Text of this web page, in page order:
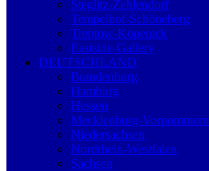
Steglitz-Zehlendorf
Tempelhof-Schöneberg
Treptow-Köpenick
Eastside-Gallery
DEUTSCHLAND
Brandenburg
Hamburg
Hessen
Mecklenburg-Vorpommern
Niedersachsen
Nordrhein-Westfalen
Sachsen